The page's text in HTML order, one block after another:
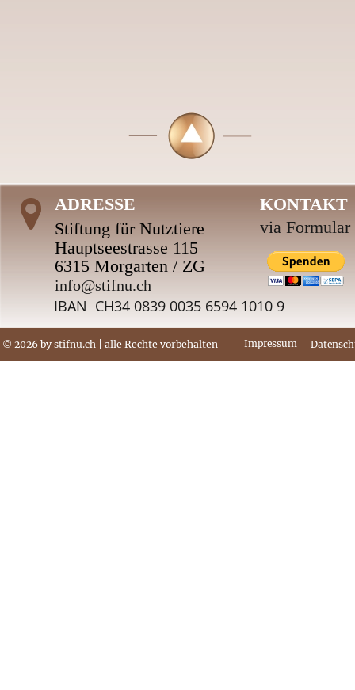
© 2026 by stifnu.ch | alle Rechte vorbehalten
ADRESSE
Stiftung für Nutztiere
Hauptseestrasse 115
6315 Morgarten / ZG
KONTAKT
info@stifnu.ch
via Formular
Impressum
IBAN  CH34 0839 0035 6594 1010 9